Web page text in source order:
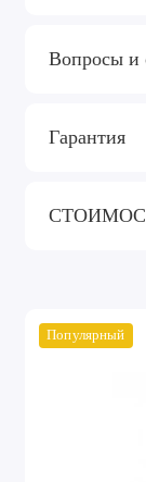
Вопросы и
Гарантия
Популярный